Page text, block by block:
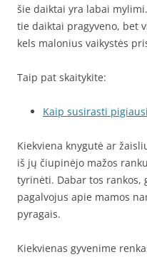
šie daiktai yra labai
tie daiktai pragyveno, bet
kels malonius vaikystės
Taip pat skaitykite:
Kaip susirasti
Kiekviena knygutė ar
iš jų čiupinėjo mažos
tyrinėti. Dabar tos rankos,
pagalvojus apie mamos
pyragais.
Kiekvienas gyvenime